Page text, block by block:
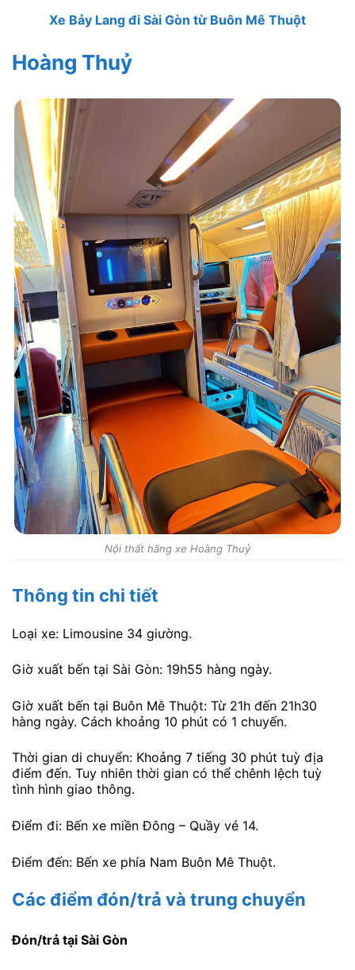
Xe Bảy Lang đi Sài Gòn từ Buôn Mê Thuột
Hoàng Thuỷ
Nội thất hãng xe Hoàng Thuỷ
Thông tin chi tiết
Loại xe: Limousine 34 giường.
Giờ xuất bến tại Sài Gòn: 19h55 hàng ngày.
Giờ xuất bến tại Buôn Mê Thuột: Từ 21h đến 21h30
hàng ngày. Cách khoảng 10 phút có 1 chuyến.
Thời gian di chuyển: Khoảng 7 tiếng 30 phút tuỳ địa
điểm đến. Tuy nhiên thời gian có thể chênh lệch tuỳ
tình hình giao thông.
Điểm đi: Bến xe miền Đông – Quầy vé 14.
Điểm đến: Bến xe phía Nam Buôn Mê Thuột.
Các điểm đón/trả và trung chuyển
Đón/trả tại Sài Gòn